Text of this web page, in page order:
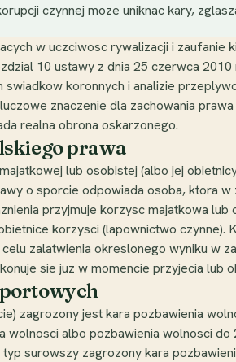
czynnej moze uniknac kary,
w uczciwosc rywalizacji i zaufanie
10 ustawy z dnia 25 czerwca
koronnych i analizie
znaczenie dla zachowania
realna obrona oskarzonego.
prawa
lub osobistej (albo jej
o sporcie odpowiada osoba, ktora
przyjmuje korzysc majatkowa
korzysci (lapownictwo
zalatwienia okreslonego wyniku w
sie juz w momencie przyjecia lub
zagrozony jest kara pozbawienia
albo pozbawienia wolnosci
surowszy zagrozony kara